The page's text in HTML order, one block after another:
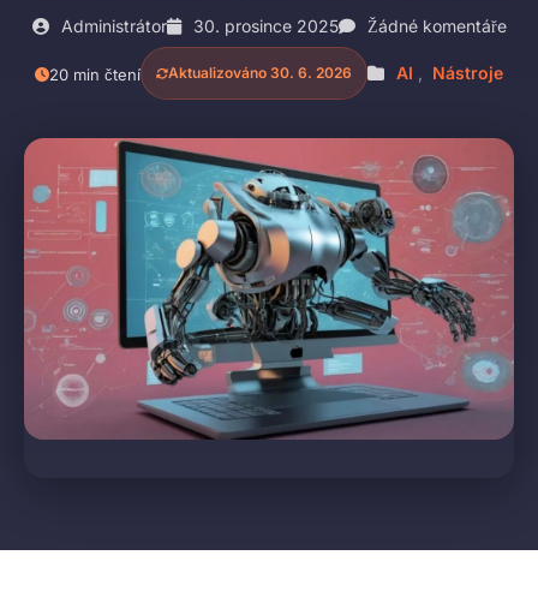
Administrátor 30. prosince 2025 Žádné komentáře
20 min čtení Aktualizováno 30. 6. 2026 AI Nástroje